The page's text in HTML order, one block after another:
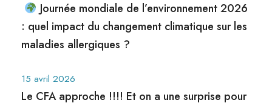
Journée mondiale de l’environnement 2026
: quel impact du changement climatique sur les
maladies allergiques ?
15 avril 2026
Le CFA approche !!!! Et on a une surprise pour